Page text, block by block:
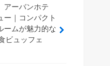
アーバンホテ
ー｜コンパクト
ームが魅力的な
ビュッフェ